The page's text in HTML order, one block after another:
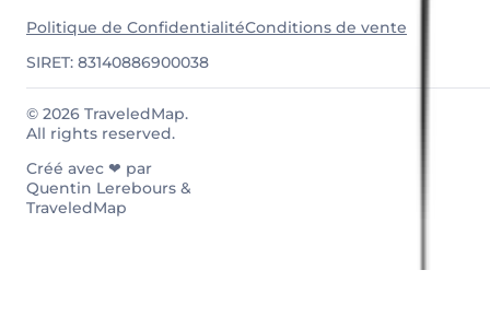
Politique de ConfidentialitéConditions de vente
SIRET: 83140886900038
© 2026 TraveledMap.
All rights reserved.
Créé avec ❤ par
Quentin Lerebours &
TraveledMap